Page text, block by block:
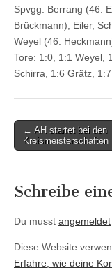
Spvgg: Berrang (46.
Brückmann), Eiler,
Weyel (46.
Tore: 1:0, 1:1 Weyel,
Schirra, 1:6 Grätz,
Post
navigation
← AH startet bei den
Kreismeisterschaften
Schreibe
Du musst angemeldet
Diese Website
Erfahre, wie deine